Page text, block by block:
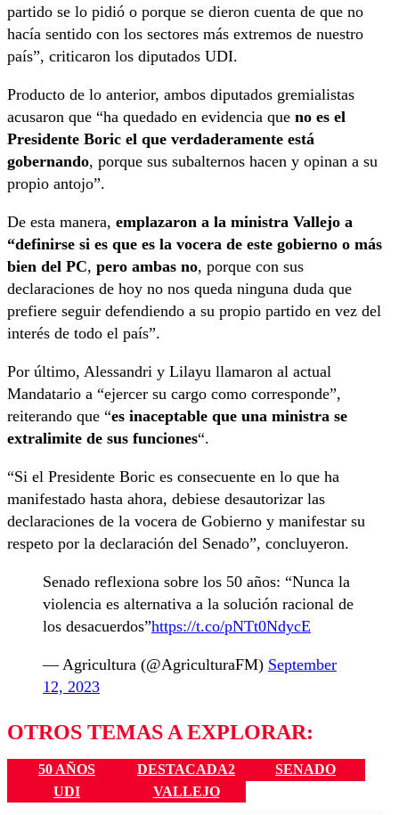
partido se lo pidió o porque se dieron cuenta de que no
hacía sentido con los sectores más extremos de nuestro
país”, criticaron los diputados UDI.
Producto de lo anterior, ambos diputados gremialistas
acusaron que “ha quedado en evidencia que no es el
Presidente Boric el que verdaderamente está
gobernando, porque sus subalternos hacen y opinan a su
propio antojo”.
De esta manera, emplazaron a la ministra Vallejo a
“definirse si es que es la vocera de este gobierno o más
bien del PC, pero ambas no, porque con sus
declaraciones de hoy no nos queda ninguna duda que
prefiere seguir defendiendo a su propio partido en vez del
interés de todo el país”.
Por último, Alessandri y Lilayu llamaron al actual
Mandatario a “ejercer su cargo como corresponde”,
reiterando que “es inaceptable que una ministra se
extralimite de sus funciones“.
“Si el Presidente Boric es consecuente en lo que ha
manifestado hasta ahora, debiese desautorizar las
declaraciones de la vocera de Gobierno y manifestar su
respeto por la declaración del Senado”, concluyeron.
Senado reflexiona sobre los 50 años: “Nunca la
violencia es alternativa a la solución racional de
los desacuerdos”https://t.co/pNTt0NdycE
— Agricultura (@AgriculturaFM) September
12, 2023
OTROS TEMAS A EXPLORAR:
50 AÑOS DESTACADA2
SENADO
UDI
VALLEJO